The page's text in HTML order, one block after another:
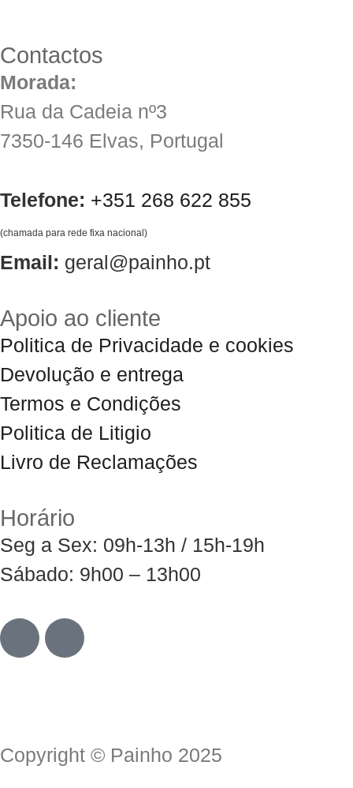
Contactos
Morada:
Rua da Cadeia nº3
7350-146 Elvas, Portugal
Telefone: +351 268 622 855
(chamada para rede fixa nacional)
Email: geral@painho.pt
Apoio ao cliente
Politica de Privacidade e cookies
Devolução e entrega
Termos e Condições
Politica de Litigio
Livro de Reclamações
Horário
Seg a Sex: 09h-13h / 15h-19h
Sábado: 9h00 – 13h00
Copyright © Painho 2025